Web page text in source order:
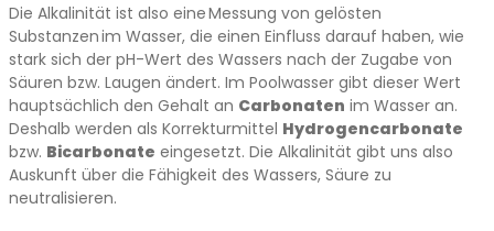
Die Alkalinität ist also eine Messung von gelösten
Substanzen im Wasser, die einen Einfluss darauf haben, wie
stark sich der pH-Wert des Wassers nach der Zugabe von
Säuren bzw. Laugen ändert. Im Poolwasser gibt dieser Wert
hauptsächlich den Gehalt an Carbonaten im Wasser an.
Deshalb werden als Korrekturmittel Hydrogencarbonate
bzw. Bicarbonate eingesetzt. Die Alkalinität gibt uns also
Auskunft über die Fähigkeit des Wassers, Säure zu
neutralisieren.